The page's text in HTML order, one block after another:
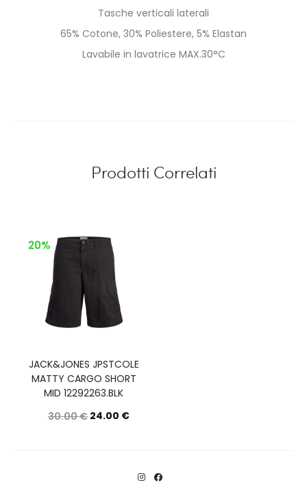
Tasche verticali laterali
65% Cotone, 30% Poliestere, 5% Elastan
Lavabile in lavatrice MAX.30°C
Prodotti Correlati
20%
JACK&JONES JPSTCOLE
MATTY CARGO SHORT
MID 12292263.BLK
30.00€ 24.00 €